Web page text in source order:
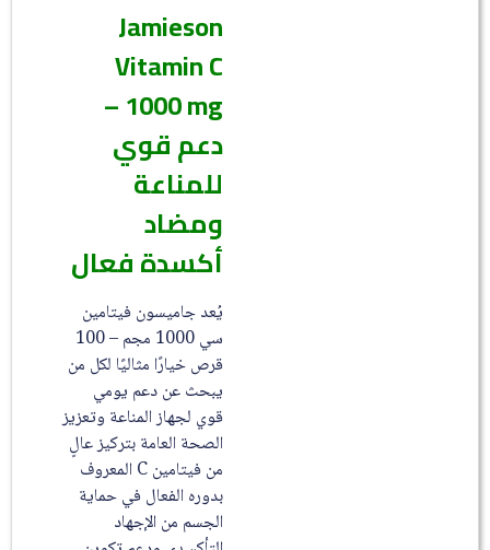
Jamieson
Vitamin C
1000 mg –
دعم قوي
للمناعة
ومضاد
أكسدة فعال
يُعد جاميسون فيتامين
سي 1000 مجم – 100
قرص خيارًا مثاليًا لكل من
يبحث عن دعم يومي
قوي لجهاز المناعة وتعزيز
الصحة العامة بتركيز عالٍ
من فيتامين C المعروف
بدوره الفعال في حماية
الجسم من الإجهاد